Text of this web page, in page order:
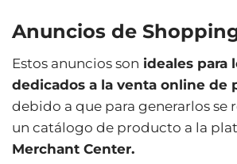
Anuncios de
Estos anuncios son ideales para
dedicados a la venta online de
debido a que para generarlos se
un catálogo de producto a la
Merchant Center.